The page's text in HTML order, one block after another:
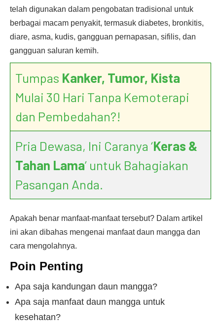
telah digunakan dalam pengobatan tradisional untuk
berbagai macam penyakit, termasuk diabetes, bronkitis,
diare, asma, kudis, gangguan pernapasan, sifilis, dan
gangguan saluran kemih.
Tumpas Kanker, Tumor, Kista
Mulai 30 Hari Tanpa Kemoterapi
dan Pembedahan?!
Pria Dewasa, Ini Caranya ‘Keras &
Tahan Lama’ untuk Bahagiakan
Pasangan Anda.
Apakah benar manfaat-manfaat tersebut? Dalam artikel
ini akan dibahas mengenai manfaat daun mangga dan
cara mengolahnya.
Poin Penting
Apa saja kandungan daun mangga?
Apa saja manfaat daun mangga untuk
kesehatan?